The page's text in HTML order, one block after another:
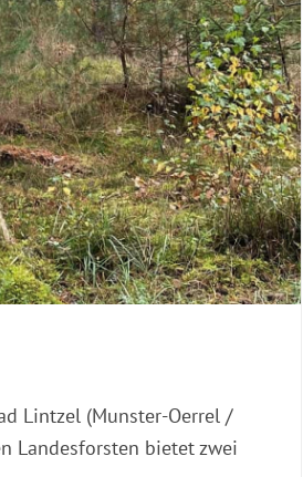
Lintzel (Munster-Oerrel /
Landesforsten bietet zwei